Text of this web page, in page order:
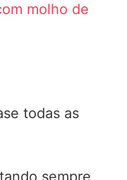
molho de
todas as